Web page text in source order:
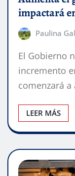
impactará
Paulina
El Gobierno
incremento
comenzará
LEER MÁS